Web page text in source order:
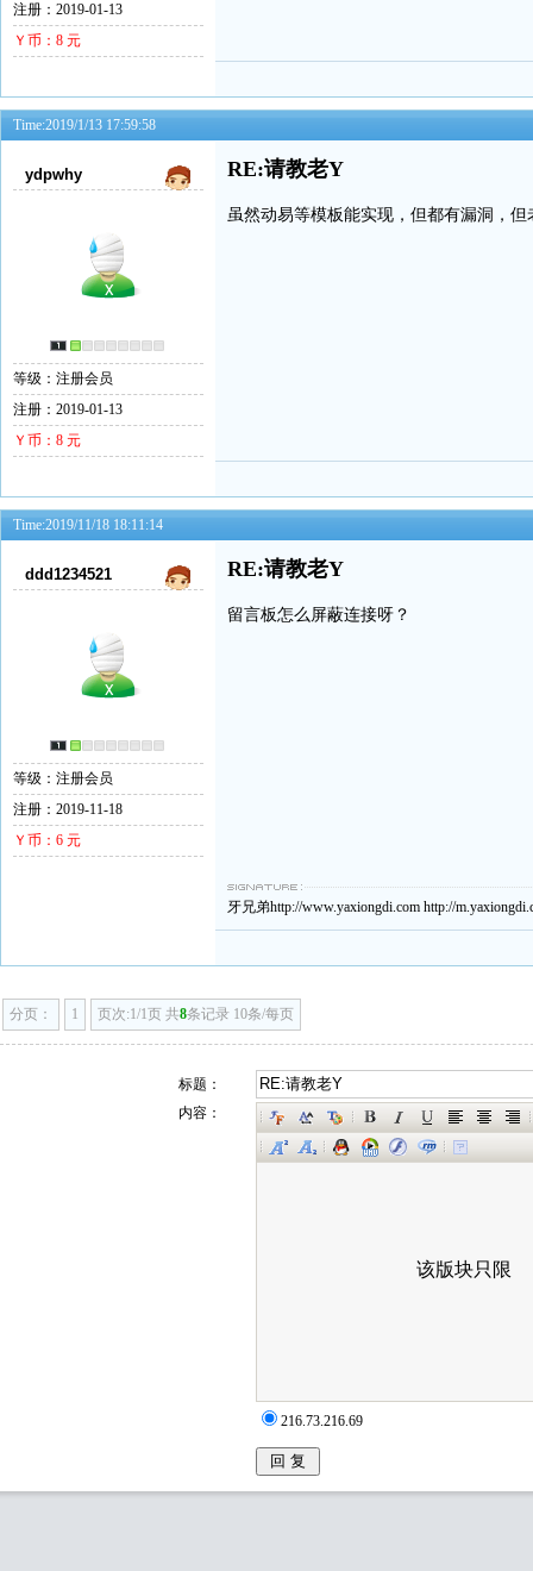
注册：2019-01-13
Ｙ币：8 元
Time:2019/1/13 17:59:58
ydpwhy
等级：注册会员
注册：2019-01-13
Ｙ币：8 元
RE:请教老Y
虽然动易等模板能实现，但都有漏洞，
Time:2019/11/18 18:11:14
ddd1234521
等级：注册会员
注册：2019-11-18
Ｙ币：6 元
RE:请教老Y
留言板怎么屏蔽连接呀？
牙兄弟http://www.yaxiongdi.com http://
分页： 1 页次:1/1页 共8条记录 10条/每页
标题：
内容：
216.73.216.69